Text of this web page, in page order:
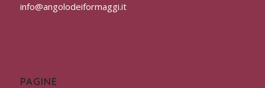
info@angolodeiformaggi.it
PAGINE